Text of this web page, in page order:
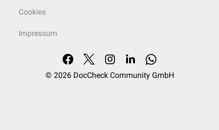
Cookies
Impressum
© 2026 DocCheck Community GmbH